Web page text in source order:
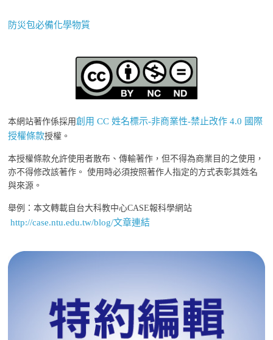
防災包必備化學物質
本網站著作係採用創用 CC 姓名標示-非商業性-禁止改作 4.0 國際
授權條款授權。
本授權條款允許使用者散布、傳輸著作，但不得為商業目的之使用，
亦不得修改該著作。 使用時必須按照著作人指定的方式表彰其姓名
與來源。
舉例：本文轉載自台大科教中心CASE報科學網站
http://case.ntu.edu.tw/blog/文章連結